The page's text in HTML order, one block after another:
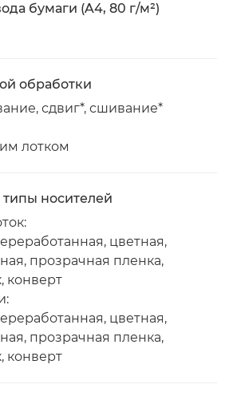
бумаги (A4, 80 г/м²)
обработки
сдвиг*, сшивание*
лотком
носителей
цветная,
прозрачная пленка,
конверт
цветная,
прозрачная пленка,
конверт